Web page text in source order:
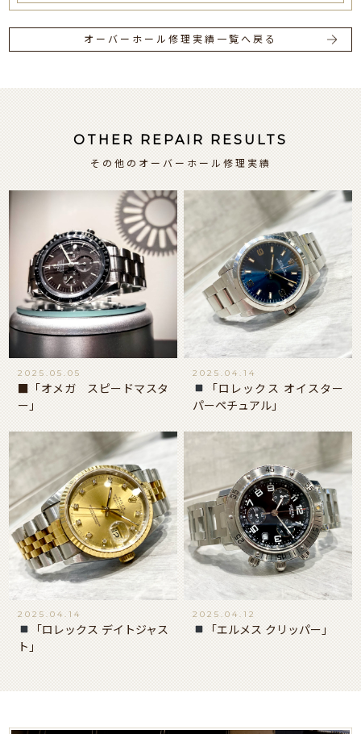
オーバーホール修理実績一覧へ戻る
OTHER REPAIR RESULTS
その他のオーバーホール修理実績
2025.05.05
■「オメガ スピードマスタ
ー」
2025.04.14
「ロレックス オイスター
パーペチュアル」
2025.04.14
「ロレックス デイトジャス
ト」
2025.04.12
「エルメス クリッパー」